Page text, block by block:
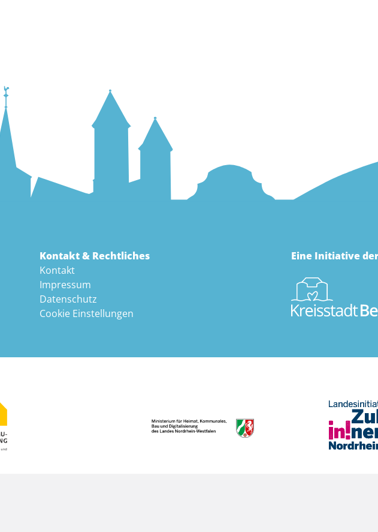
Kontakt & Rechtliches
Kontakt
Impressum
Datenschutz
Cookie Einstellungen
Eine Initiative